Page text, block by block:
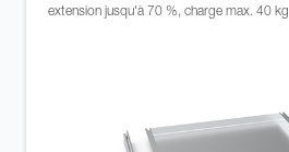
extension jusqu'à 70 %, charge max. 40 kg